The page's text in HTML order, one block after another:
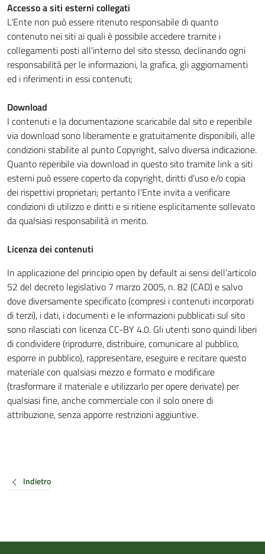
Accesso a siti esterni collegati
L'Ente non può essere ritenuto responsabile di quanto
contenuto nei siti ai quali è possibile accedere tramite i
collegamenti posti all'interno del sito stesso, declinando ogni
responsabilità per le informazioni, la grafica, gli aggiornamenti
ed i riferimenti in essi contenuti;
Download
I contenuti e la documentazione scaricabile dal sito e reperibile
via download sono liberamente e gratuitamente disponibili, alle
condizioni stabilite al punto Copyright, salvo diversa indicazione.
Quanto reperibile via download in questo sito tramite link a siti
esterni può essere coperto da copyright, diritti d’uso e/o copia
dei rispettivi proprietari; pertanto l'Ente invita a verificare
condizioni di utilizzo e diritti e si ritiene esplicitamente sollevato
da qualsiasi responsabilità in merito.
Licenza dei contenuti
In applicazione del principio open by default ai sensi dell’articolo
52 del decreto legislativo 7 marzo 2005, n. 82 (CAD) e salvo
dove diversamente specificato (compresi i contenuti incorporati
di terzi), i dati, i documenti e le informazioni pubblicati sul sito
sono rilasciati con licenza CC-BY 4.0. Gli utenti sono quindi liberi
di condividere (riprodurre, distribuire, comunicare al pubblico,
esporre in pubblico), rappresentare, eseguire e recitare questo
materiale con qualsiasi mezzo e formato e modificare
(trasformare il materiale e utilizzarlo per opere derivate) per
qualsiasi fine, anche commerciale con il solo onere di
attribuzione, senza apporre restrizioni aggiuntive.
Indietro